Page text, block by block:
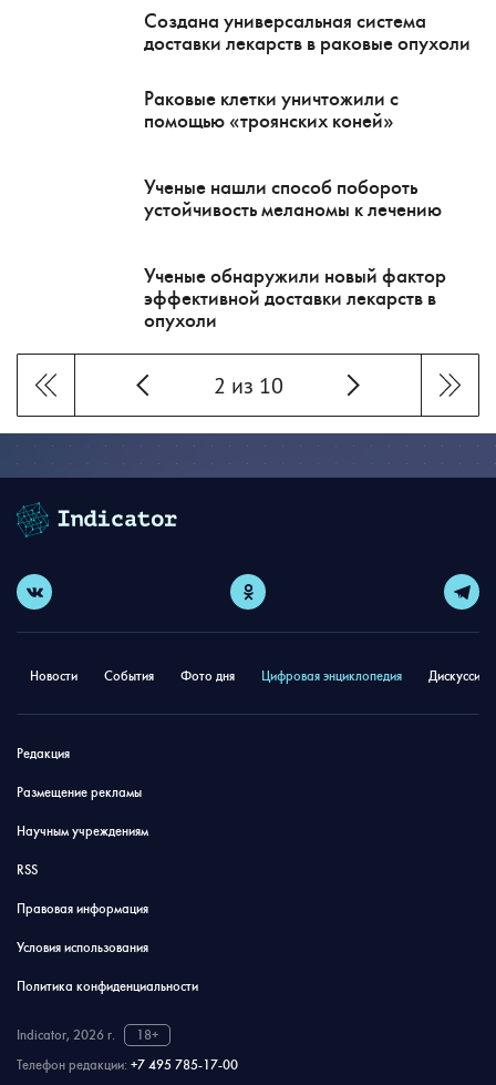
Создана универсальная система
доставки лекарств в раковые опухоли
Раковые клетки уничтожили с
помощью «троянских коней»
Ученые нашли способ побороть
устойчивость меланомы к лечению
Ученые обнаружили новый фактор
эффективной доставки лекарств в
опухоли
2 из 10
Новости События Фото дня Цифровая энциклопедия
Редакция
Размещение рекламы
Научным учреждениям
RSS
Правовая информация
Условия использования
Политика конфиденциальности
Indicator, 2026 г.
18+
Телефон редакции: +7 495 785-17-00